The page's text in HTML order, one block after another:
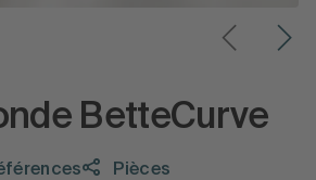
BetteCurve
Pièces